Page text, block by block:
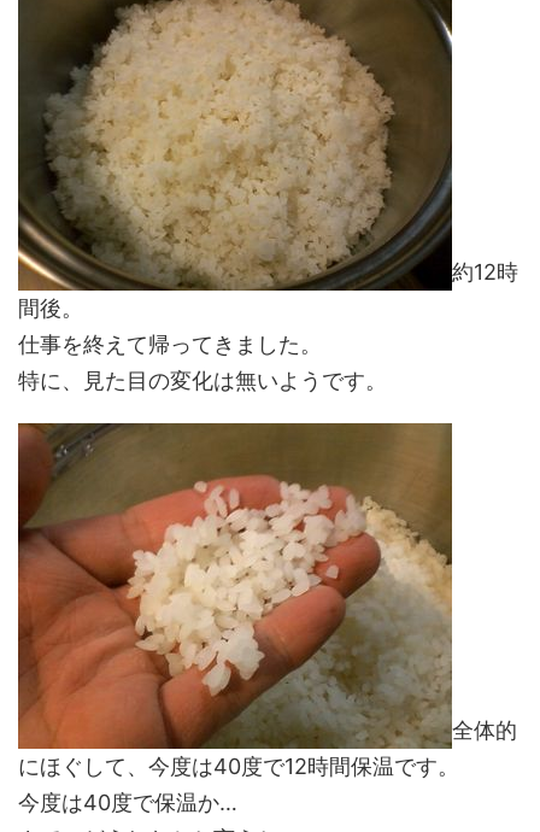
約12時
間後。
仕事を終えて帰ってきました。
特に、見た目の変化は無いようです。
全体的
にほぐして、今度は40度で12時間保温です。
今度は40度で保温か…